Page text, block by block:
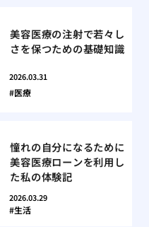
美容医療の注射で若々し
さを保つための基礎知識
2026.03.31
医療
憧れの自分になるために
美容医療ローンを利用し
た私の体験記
2026.03.29
生活